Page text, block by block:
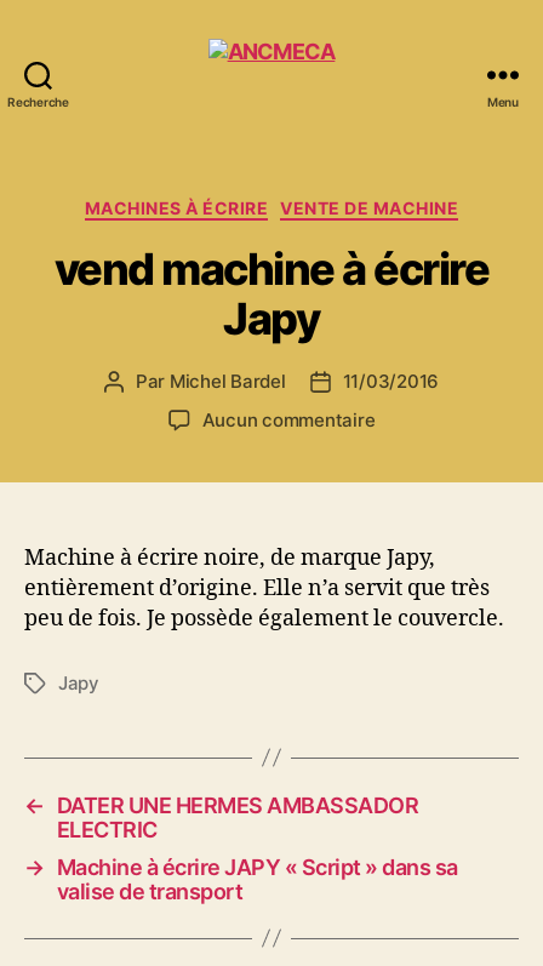
Recherche Menu
Catégories
MACHINES À ÉCRIRE VENTE DE MACHINE
vend machine à écrire
Japy
Auteur
l’article
Par Michel Bardel
Date11/03/2016
Aucun commentairesur
Japy
Machine à écrire noire, de marque Japy,
entièrement d’origine. Elle n’a servit que très
peu de fois. Je possède également le couvercle.
Étiquettes
Japy
←
DATER UNE HERMES AMBASSADOR
ELECTRIC
→ Machine à écrire JAPY « Script » dans sa
valise de transport